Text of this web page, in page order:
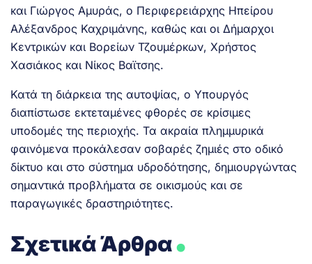
και Γιώργος Αμυράς, ο Περιφερειάρχης Ηπείρου
Αλέξανδρος Καχριμάνης, καθώς και οι Δήμαρχοι
Κεντρικών και Βορείων Τζουμέρκων, Χρήστος
Χασιάκος και Νίκος Βαϊτσης.
Κατά τη διάρκεια της αυτοψίας, ο Υπουργός
διαπίστωσε εκτεταμένες φθορές σε κρίσιμες
υποδομές της περιοχής. Τα ακραία πλημμυρικά
φαινόμενα προκάλεσαν σοβαρές ζημιές στο οδικό
δίκτυο και στο σύστημα υδροδότησης, δημιουργώντας
σημαντικά προβλήματα σε οικισμούς και σε
παραγωγικές δραστηριότητες.
Σχετικά Άρθρα.